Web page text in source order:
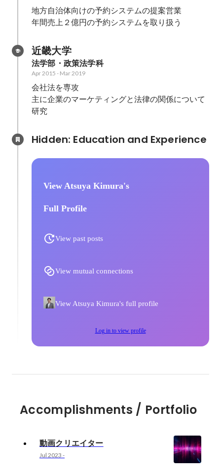
地方自治体向けの予約システムの提案営業
年間売上２億円の予約システムを取り扱う
近畿大学
法学部・政策法学科
Apr 2015 - Mar 2019
会社法を専攻
主に企業のマーケティングと法律の関係について
研究
View Atsuya Kimura's
Full Profile
View past posts
View mutual connections
View Atsuya Kimura's full profile
Log in to view profile
Accomplishments / Portfolio
動画クリエイター
Jul 2023 -